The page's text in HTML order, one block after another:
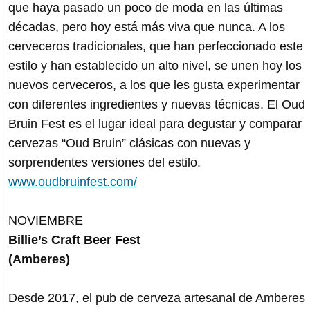
que haya pasado un poco de moda en las últimas
décadas, pero hoy está más viva que nunca. A los
cerveceros tradicionales, que han perfeccionado este
estilo y han establecido un alto nivel, se unen hoy los
nuevos cerveceros, a los que les gusta experimentar
con diferentes ingredientes y nuevas técnicas. El Oud
Bruin Fest es el lugar ideal para degustar y comparar
cervezas “Oud Bruin” clásicas con nuevas y
sorprendentes versiones del estilo.
www.oudbruinfest.com/
NOVIEMBRE
Billie’s Craft Beer Fest
(Amberes)
Desde 2017, el pub de cerveza artesanal de Amberes